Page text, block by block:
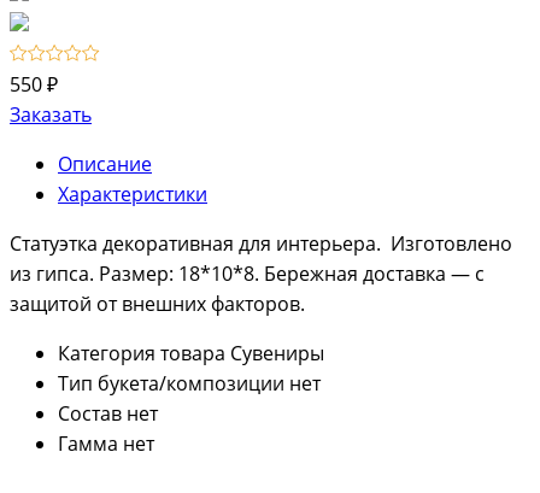
550 ₽
Заказать
Описание
Характеристики
Статуэтка декоративная для интерьера. Изготовлено
из гипса. Размер: 18*10*8. Бережная доставка — с
защитой от внешних факторов.
Категория товара Сувениры
Тип букета/композиции нет
Состав нет
Гамма нет